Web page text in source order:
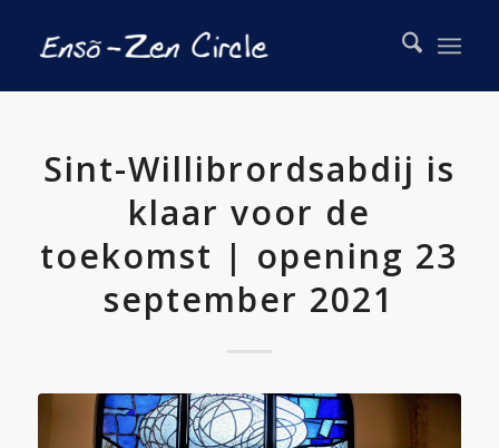
Sint-Willibrordsabdij is
klaar voor de
toekomst | opening 23
september 2021